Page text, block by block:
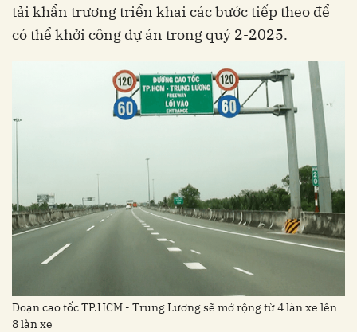
tải khẩn trương triển khai các bước tiếp theo để
có thể khởi công dự án trong quý 2-2025.
Đoạn cao tốc TP.HCM - Trung Lương sẽ mở rộng từ 4 làn xe lên
8 làn xe